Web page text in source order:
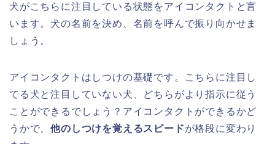
犬がこちらに注目している状態をアイコンタクトと言
います。犬の名前を決め、名前を呼んで振り向かせま
しょう。
アイコンタクトはしつけの基礎です。こちらに注目し
てる犬と注目していない犬、どちらがより指示に従う
ことができるでしょう？アイコンタクトができるかど
うかで、他のしつけを覚えるスピードが格段に変わり